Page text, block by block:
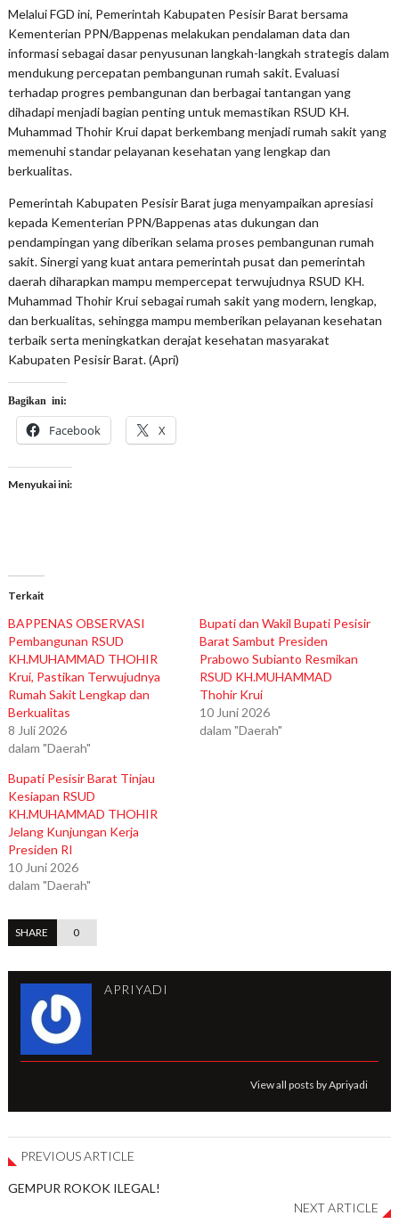
Melalui FGD ini, Pemerintah Kabupaten Pesisir Barat bersama
Kementerian PPN/Bappenas melakukan pendalaman data dan
informasi sebagai dasar penyusunan langkah-langkah strategis dalam
mendukung percepatan pembangunan rumah sakit. Evaluasi
terhadap progres pembangunan dan berbagai tantangan yang
dihadapi menjadi bagian penting untuk memastikan RSUD KH.
Muhammad Thohir Krui dapat berkembang menjadi rumah sakit yang
memenuhi standar pelayanan kesehatan yang lengkap dan
berkualitas.
Pemerintah Kabupaten Pesisir Barat juga menyampaikan apresiasi
kepada Kementerian PPN/Bappenas atas dukungan dan
pendampingan yang diberikan selama proses pembangunan rumah
sakit. Sinergi yang kuat antara pemerintah pusat dan pemerintah
daerah diharapkan mampu mempercepat terwujudnya RSUD KH.
Muhammad Thohir Krui sebagai rumah sakit yang modern, lengkap,
dan berkualitas, sehingga mampu memberikan pelayanan kesehatan
terbaik serta meningkatkan derajat kesehatan masyarakat
Kabupaten Pesisir Barat. (Apri)
Bagikan ini:
Facebook X
Menyukai ini:
Terkait
BAPPENAS OBSERVASI
Pembangunan RSUD
KH.MUHAMMAD THOHIR
Krui, Pastikan Terwujudnya
Rumah Sakit Lengkap dan
Berkualitas
8 Juli 2026
dalam "Daerah"
Bupati dan Wakil Bupati Pesisir
Barat Sambut Presiden
Prabowo Subianto Resmikan
RSUD KH.MUHAMMAD
Thohir Krui
10 Juni 2026
dalam "Daerah"
Bupati Pesisir Barat Tinjau
Kesiapan RSUD
KH.MUHAMMAD THOHIR
Jelang Kunjungan Kerja
Presiden RI
10 Juni 2026
dalam "Daerah"
SHARE 0
APRIYADI
View all posts by Apriyadi
PREVIOUS ARTICLE
GEMPUR ROKOK ILEGAL!
NEXT ARTICLE